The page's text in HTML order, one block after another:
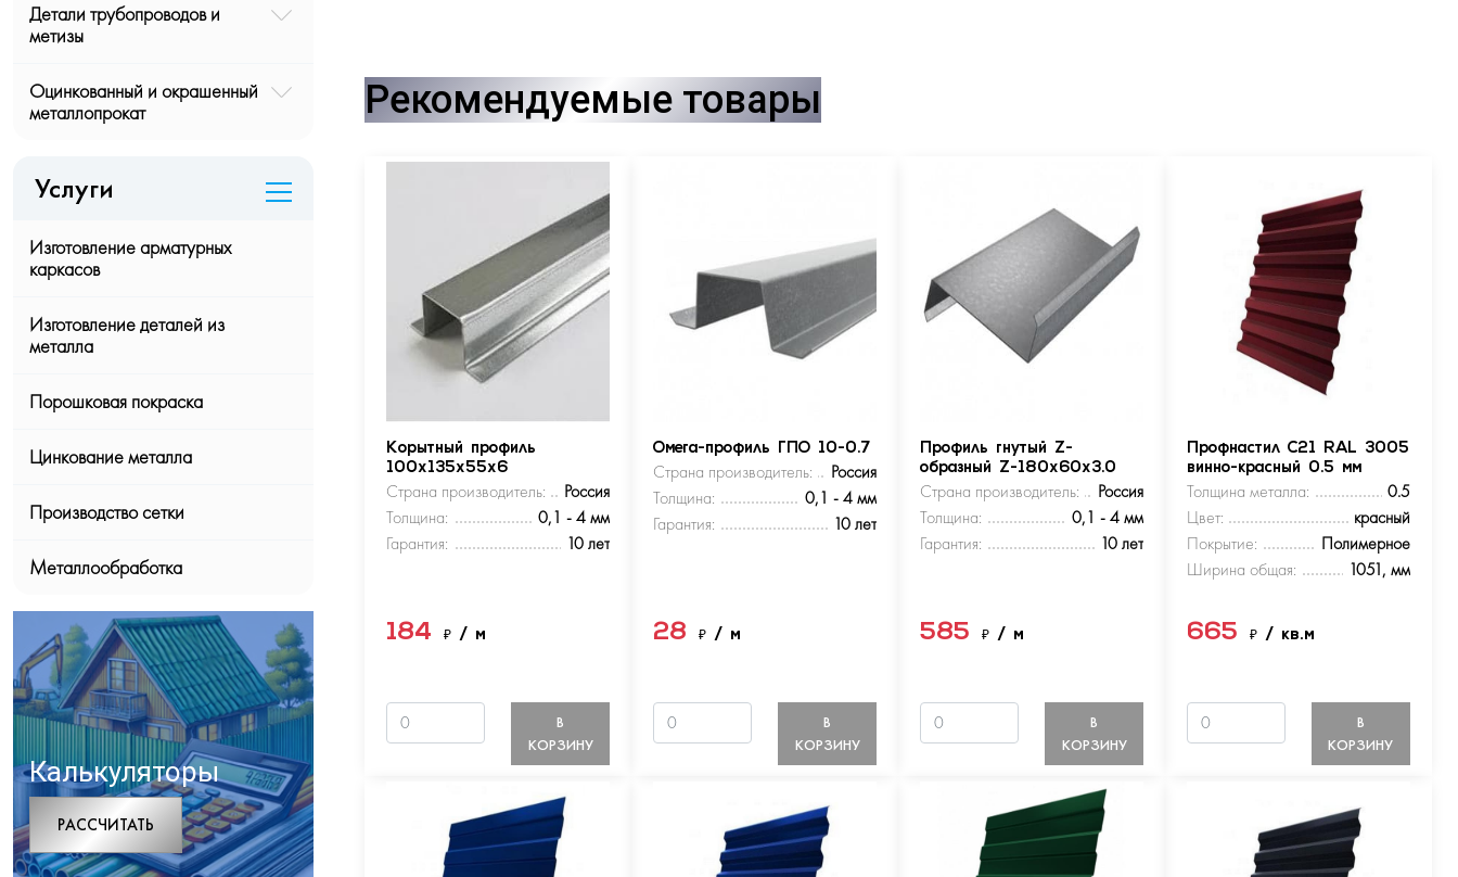
Детали трубопроводов и
метизы
Оцинкованный и окрашенный
металлопрокат
Услуги
Изготовление арматурных
каркасов
Изготовление деталей из
металла
Порошковая покраска
Цинкование металла
Производство сетки
Металлообработка
Калькуляторы
РАCСЧИТАТЬ
Рекомендуемые товары
Корытный профиль
100х135х55х6
Страна производитель:
Россия
Толщина:
0,1 - 4 мм
Гарантия:
10 лет
184₽/ м
В
КОРЗИНУ
Омега-профиль ГПО 10-0.7
Страна производитель:
Россия
Толщина:
0,1 - 4 мм
Гарантия:
10 лет
28₽/ м
В
КОРЗИНУ
Профиль гнутый Z-
образный Z-180х60х3.0
Страна производитель:
Россия
Толщина:
0,1 - 4 мм
Гарантия:
10 лет
585₽/ м
В
КОРЗИНУ
Профнастил С21 RAL 3005
винно-красный 0.5 мм
Толщина металла:
0.5
Цвет:
красный
Покрытие:
Полимерное
Ширина общая:
1051, мм
665 ₽ / кв.м
В
КОРЗИНУ